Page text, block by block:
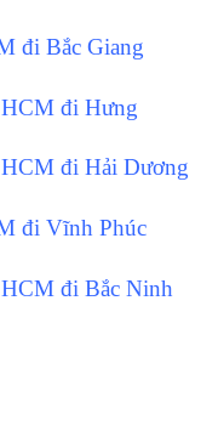
đi Bắc Giang
đi Hưng
đi Hải Dương
đi Vĩnh Phúc
đi Bắc Ninh